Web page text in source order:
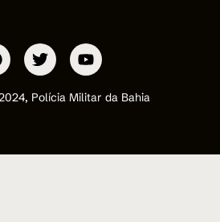
Polícia Militar da Bahia